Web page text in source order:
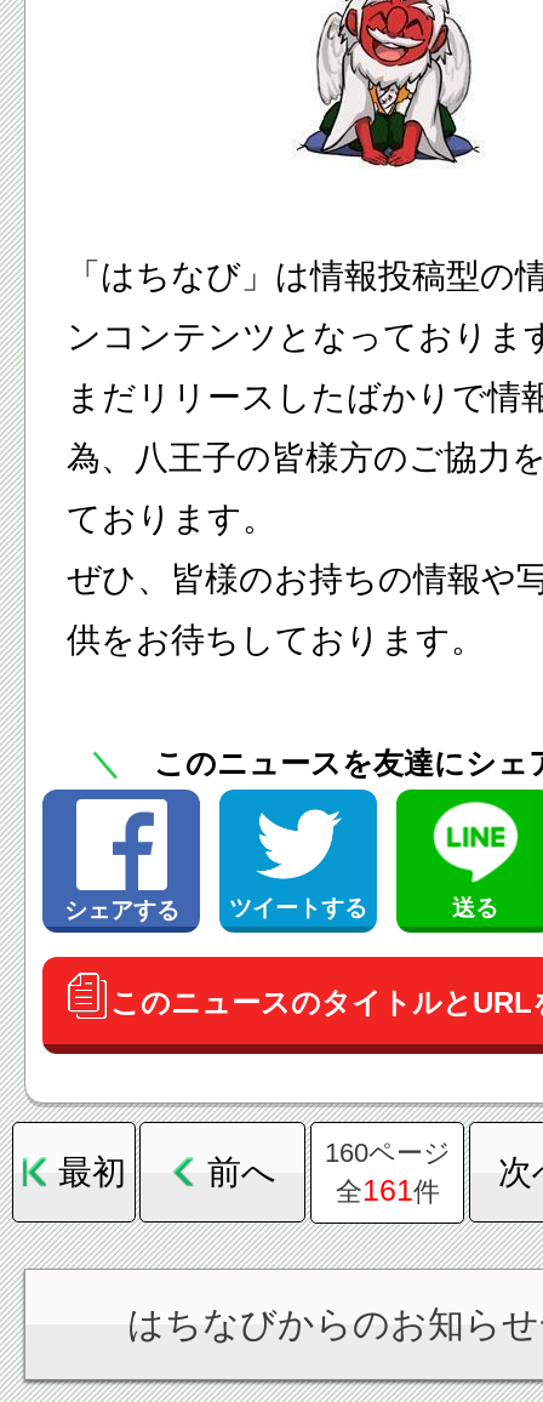
「はちなび」は情報投稿型の
ンコンテンツとなっておりま
まだリリースしたばかりで情
為、八王子の皆様方のご協力
ております。
ぜひ、皆様のお持ちの情報や
供をお待ちしております。
＼ このニュースを友達にシェ
シェアする ツイートする 送る
このニュースのタイトルとURL
最初 前へ
160ページ
全161 件
次
はちなびからのお知ら